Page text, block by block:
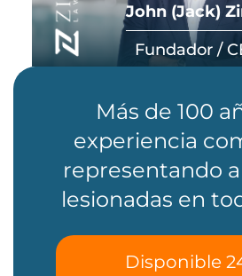
John (Jack)
Fundador /
Más de 100
experiencia
representando
lesionadas en
Disponible